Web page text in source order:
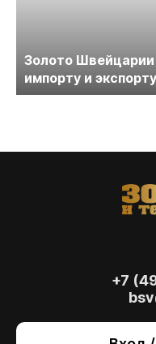
Золото
импорту и
+7